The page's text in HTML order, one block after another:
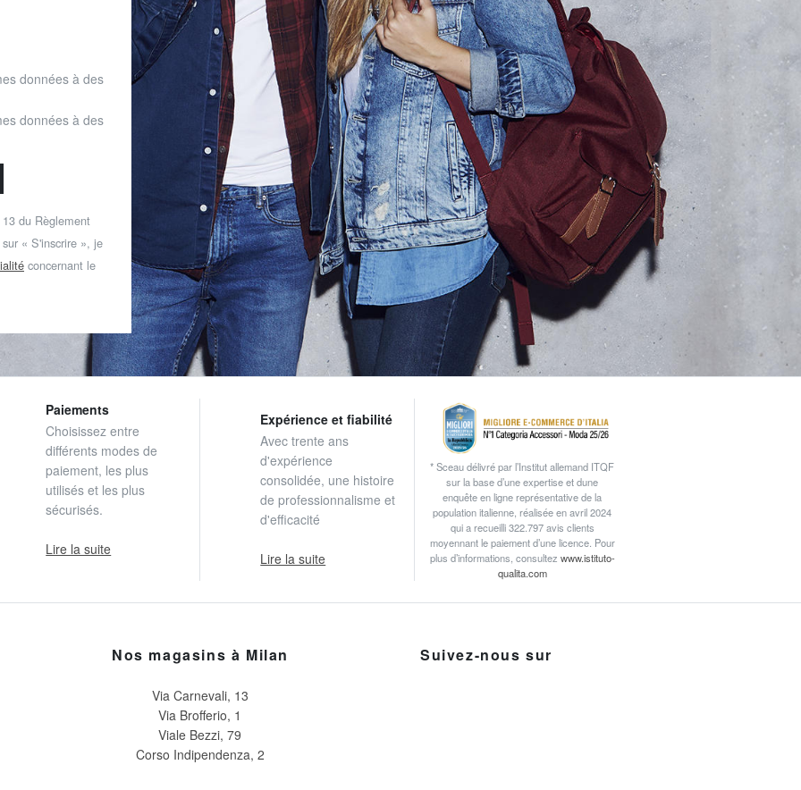
données à des
données à des
du Règlement
« S'inscrire », je
concernant le
Paiements
Choisissez entre
différents modes de
paiement, les plus
utilisés et les plus
sécurisés.
Lire la suite
Expérience et fiabilité
Avec trente ans
d'expérience
consolidée, une histoire
de professionnalisme et
d'efficacité
Lire la suite
* Sceau délivré par l’Institut allemand ITQF
sur la base d’une expertise et dune
enquête en ligne représentative de la
population italienne, réalisée en avril 2024
qui a recueilli 322.797 avis clients
moyennant le paiement d’une licence. Pour
plus d’informations, consultez www.istituto-
qualita.com
Nos magasins à Milan
Via Carnevali, 13
Via Brofferio, 1
Viale Bezzi, 79
Corso Indipendenza, 2
Suivez-nous sur